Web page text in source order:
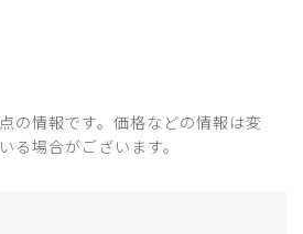
の情報です。価格などの情報は変
る場合がございます。